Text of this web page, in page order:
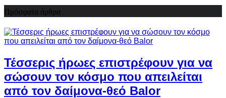
Πρόσφατα άρθρα
Τέσσερις ήρωες επιστρέφουν για να
σώσουν τον κόσμο που απειλείται
από τον δαίμονα-θεό Balor